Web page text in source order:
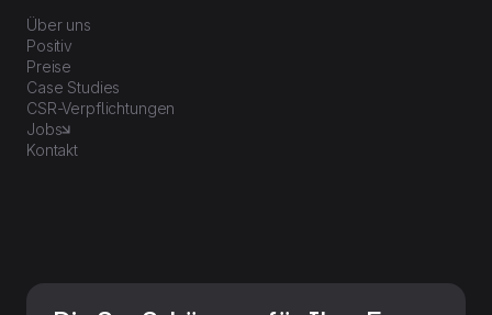
Über uns
Positiv
Preise
Case Studies
CSR-Verpflichtungen
Jobs
Kontakt